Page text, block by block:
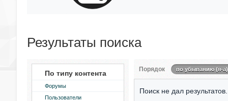
Результаты поиска
По типу контента
Форумы
Пользователи
Порядок по убыванию (я-а)
Поиск не дал результатов.